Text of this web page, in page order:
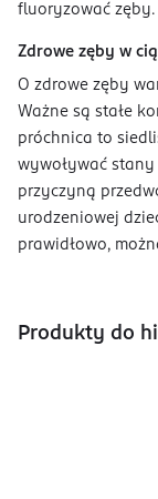
fluoryzować zęby.
Zdrowe zęby w
O zdrowe zęby
Ważne są stałe
próchnica to
wywoływać
przyczyną
urodzeniowej
prawidłowo,
Produkty do